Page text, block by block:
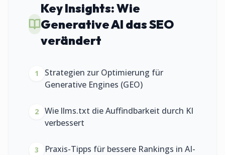
Key Insights:Wie
Generative AI das SEO
verändert
1
Strategien zur Optimierung für
Generative Engines (GEO)
2
Wie llms.txt die Auffindbarkeit durch KI
verbessert
3
Praxis-Tipps für bessere Rankings in AI-